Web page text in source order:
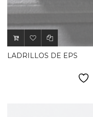
LADRILLOS DE EPS